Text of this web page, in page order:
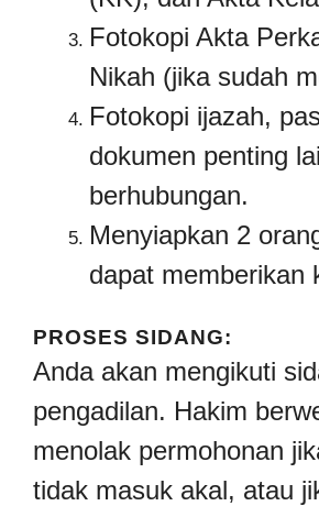
Fotokopi Akta
Nikah (jika sudah
Fotokopi ijazah,
dokumen penting
berhubungan.
Menyiapkan 2
dapat memberikan
PROSES SIDANG:
Anda akan mengikuti
pengadilan. Hakim
menolak permohonan
tidak masuk akal, atau